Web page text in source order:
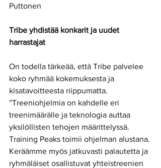
Puttonen
Tribe yhdistää konkarit ja uudet
harrastajat
On todella tärkeää, että Tribe palvelee
koko ryhmää kokemuksesta ja
kisatavoitteesta riippumatta.
”Treeniohjelmia on kahdelle eri
treenimäärälle ja teknologia auttaa
yksilöllisten tehojen määrittelyssä.
Training Peaks toimii ohjelman alustana.
Keräämme myös jatkuvasti palautetta ja
ryhmäläiset osallistuvat yhteistreenien